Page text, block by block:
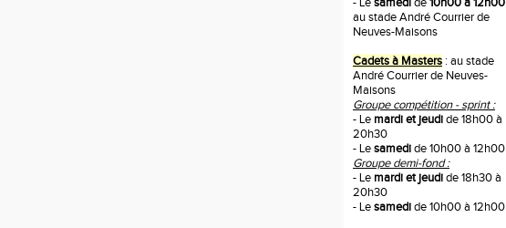
au stade André Courrier de
Neuves-Maisons
Cadets à Masters : au stade
André Courrier de Neuves-
Maisons
Groupe compétition - sprint :
- Le mardi et jeudide 18h00 à
20h30
- Lesamedide 10h00 à 12h00
Groupe demi-fond :
- Le mardi et jeudide 18h30 à
20h30
- Lesamedide 10h00 à 12h00